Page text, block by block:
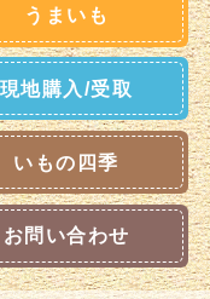
うまいも
現地購入/受取
いもの四季
お問い合わせ